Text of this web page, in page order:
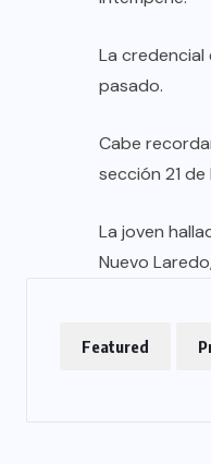
La credencial
pasado.
Cabe
sección 21 de
La joven
Nuevo
Featured